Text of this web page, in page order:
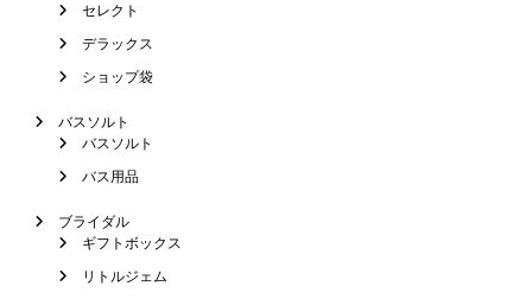
セレクト
デラックス
ショップ袋
バスソルト
バスソルト
バス用品
ブライダル
ギフトボックス
リトルジェム